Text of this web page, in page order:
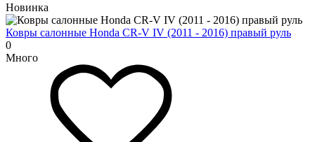
Новинка
Ковры салонные Honda CR-V IV (2011 - 2016) правый руль
0
Много